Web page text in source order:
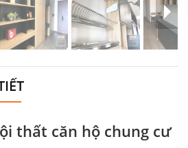
thất căn hộ chung cư